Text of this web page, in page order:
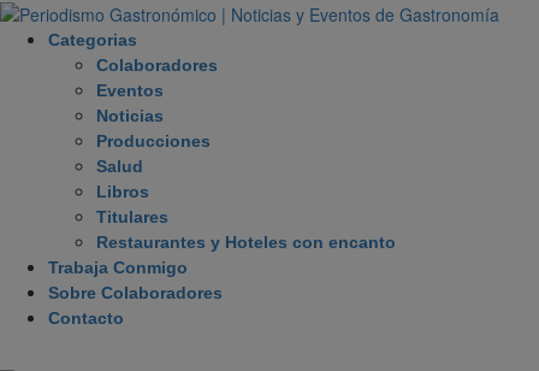
Categorias
Colaboradores
Eventos
Noticias
Producciones
Salud
Libros
Titulares
Restaurantes y Hoteles con encanto
Trabaja Conmigo
Sobre Colaboradores
Contacto